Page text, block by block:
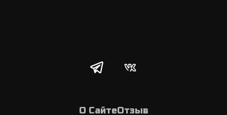
О СайтеОтзыв